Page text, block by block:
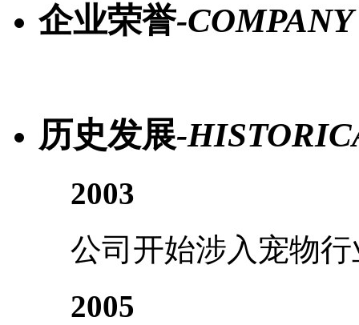
企业荣誉-
历史发展-
2003
公司开始涉入宠物行
2005